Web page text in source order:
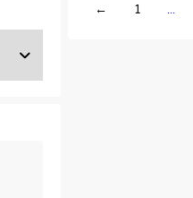
← 1 ...